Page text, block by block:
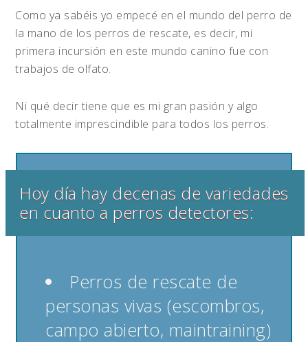
Como ya sabéis yo empecé en el mundo del perro de
la mano de los perros de rescate, es decir, mi
primera incursión en este mundo canino fue con
trabajos de olfato.
Ni qué decir tiene que es mi gran pasión y algo
totalmente imprescindible para todos los perros.
Hoy día hay decenas de variedades
en cuanto a perros detectores:
Perros de rescate de
personas vivas (escombros,
campo abierto, maintraining)